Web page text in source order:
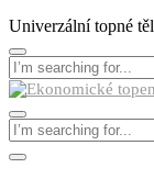
Univerzální topné